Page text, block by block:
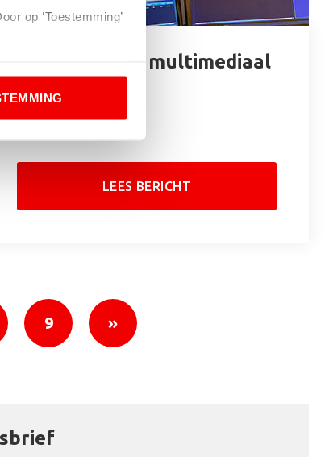
op ‘Toestemming’
De kracht van multimediaal
12 juli 2023
LEES BERICHT
9 »